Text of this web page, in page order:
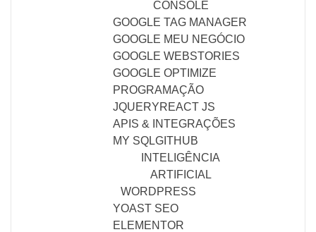
CONSOLE
GOOGLE TAG MANAGER
GOOGLE MEU NEGÓCIO
GOOGLE WEBSTORIES
GOOGLE OPTIMIZE
PROGRAMAÇÃO
JQUERYREACT JS
APIS & INTEGRAÇÕES
MY SQLGITHUB
INTELIGÊNCIA
ARTIFICIAL
WORDPRESS
YOAST SEO
ELEMENTOR